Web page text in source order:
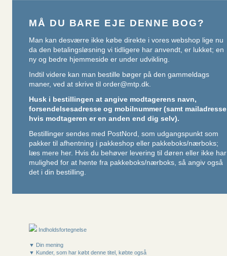
MÅ DU BARE EJE DENNE BOG?
Man kan desværre ikke købe direkte i vores webshop lige nu
da den betalingsløsning vi tidligere har anvendt, er lukket; en
ny og bedre hjemmeside er under udvikling.
Indtil videre kan man bestille bøger på den gammeldags
maner, ved at skrive til order@mtp.dk.
Husk i bestillingen at angive modtagerens navn,
forsendelsesadresse og mobilnummer (samt mailadresse
hvis modtageren er en anden end dig selv).
Bestillinger sendes med PostNord, som udgangspunkt som
pakker til afhentning i pakkeshop eller pakkeboks/nærboks;
læs mere her. Hvis du behøver levering til døren eller ikke har
mulighed for at hente fra pakkeboks/nærboks, så angiv også
det i din bestilling.
Indholdsfortegnelse
▼ Din mening
▼ Kunder, som har købt denne titel, købte også